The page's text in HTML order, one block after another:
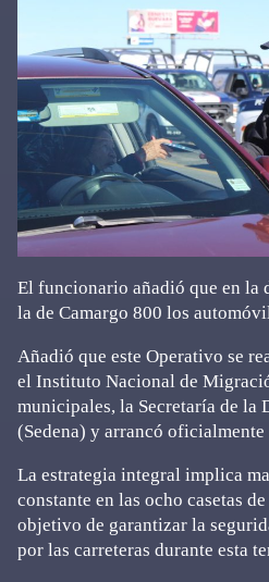
El funcionario añadió que en la
la de Camargo 800 los
Añadió que este Operativo se
el Instituto Nacional de
municipales, la Secretaría de la
(Sedena) y arrancó
La estrategia integral implica
constante en las ocho casetas
objetivo de garantizar la
por las carreteras durante esta